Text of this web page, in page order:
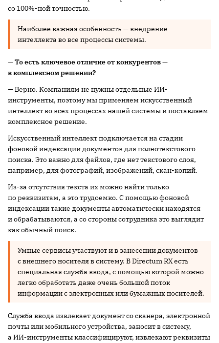
со 100%-ной точностью.
Наиболее важная особенность — внедрение
интеллекта во все процессы системы.
— То есть ключевое отличие от конкурентов —
в комплексном решении?
— Верно. Компаниям не нужны отдельные ИИ-
инструменты, поэтому мы применяем искусственный
интеллект во всех процессах нашей системы и поставляем
комплексное решение.
Искусственный интеллект подключается на стадии
фоновой индексации документов для полнотекстового
поиска. Это важно для файлов, где нет текстового слоя,
например, для фотографий, изображений, скан-копий.
Из-за отсутствия текста их можно найти только
по реквизитам, а это трудоемко. С помощью фоновой
индексации такие документы автоматически находятся
и обрабатываются, а со стороны сотрудника это выглядит
как обычный поиск.
Умные сервисы участвуют и в занесении документов
с внешнего носителя в систему. В Directum RX есть
специальная служба ввода, с помощью которой можно
легко обработать даже очень большой поток
информации с электронных или бумажных носителей.
Служба ввода извлекает документ со сканера, электронной
почты или мобильного устройства, заносит в систему,
а ИИ-инструменты классифицируют, извлекают реквизиты